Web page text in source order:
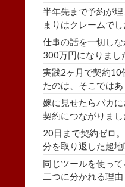
半年先まで予約が
まりはクレームでし
仕事の話を一切しな
300万円になりまし
実践2ヶ月で契約10
たのは、そこではあ
嫁に見せたらバカに
契約につながりまし
20日まで契約ゼロ
分を取り返した超
同じツールを使っ
二つに分かれる理由